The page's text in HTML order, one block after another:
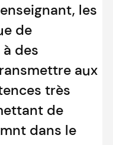
les
de
des
aux
très
de
dans le